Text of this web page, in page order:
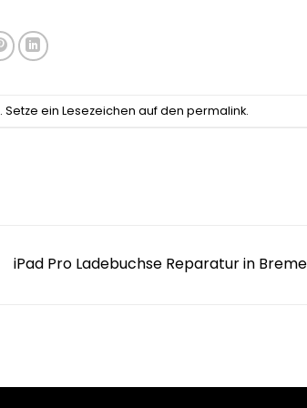
. Setze ein Lesezeichen auf den permalink.
iPad Pro Ladebuchse Reparatur in